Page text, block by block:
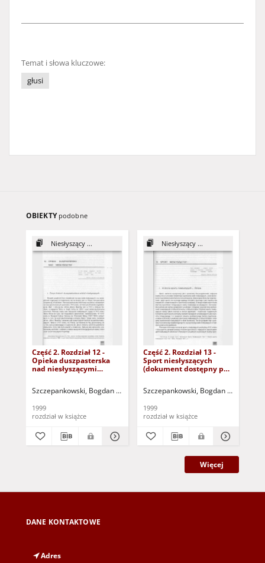
Temat i słowa kluczowe:
głusi
OBIEKTY podobne
Niesłyszący ...
Część 2. Rozdział 12 -
Opieka duszpasterska
nad niesłyszącymi
osób z dysfunkcją
Szczepankowski, Bogdan (1939- )
1999
rozdział w książce
Niesłyszący ...
Część 2. Rozdział 13 -
Sport niesłyszących
(dokument dostępny po
wzroku)
Szczepankowski, Bogdan (1939- )
1999
rozdział w książce
Więcej
DANE KONTAKTOWE
Adres